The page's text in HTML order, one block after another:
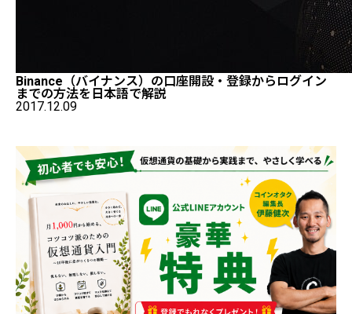
Binance（バイナンス）の口座開設・登録からログイン
までの方法を日本語で解説
2017.12.09